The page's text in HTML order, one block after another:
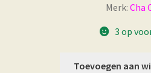
Merk: Cha
3 op
Toevoegen aan